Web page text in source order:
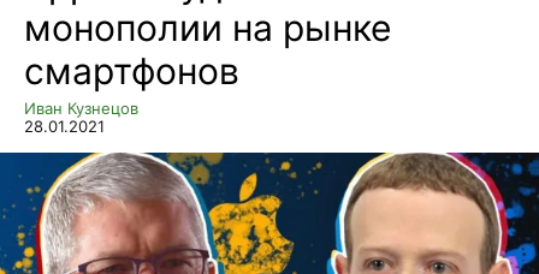
монополии на рынке
смартфонов
Иван Кузнецов
28.01.2021